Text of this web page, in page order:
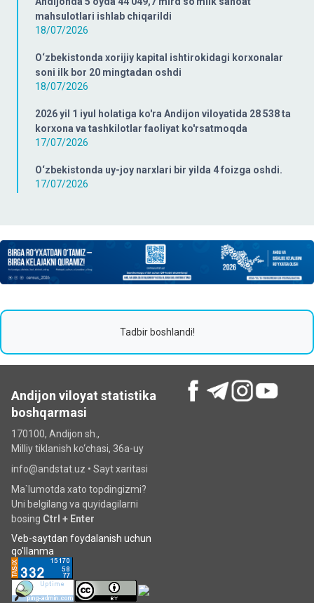
mahsulotlari ishlab chiqarildi
18/07/2026
O‘zbekistonda xorijiy kapital ishtirokidagi korxonalar
soni ilk bor 20 mingtadan oshdi
18/07/2026
2026 yil 1 iyul holatiga ko'ra Andijon viloyatida 28 538 ta
korxona va tashkilotlar faoliyat ko'rsatmoqda
17/07/2026
O‘zbekistonda uy-joy narxlari bir yilda 4 foizga oshdi.
17/07/2026
Tadbir boshlandi!
Andijon viloyat statistika
boshqarmasi
170100, Andijon sh.,
Milliy tiklanish ko‘chаsi, 36a-uy
info@andstat.uz • Sayt xaritasi
Ma`lumotda xato topdingizmi?
Uni belgilang va quyidagilarni
bosing Ctrl + Enter
Veb-saytdan foydalanish uchun
qo'llanma